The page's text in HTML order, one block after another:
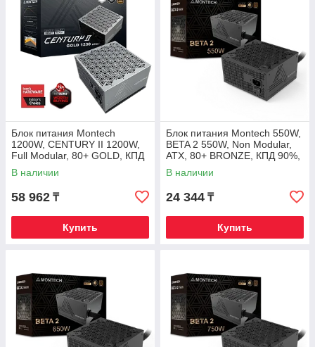
Блок питания Montech
1200W, CENTURY II 1200W,
Full Modular, 80+ GOLD, КПД
90%, Fan 135mm, Серебро
В наличии
58 962 ₸
Купить
Блок питания Montech 550W,
BETA 2 550W, Non Modular,
ATX, 80+ BRONZE, КПД 90%,
Fan 120mm, Черный
В наличии
24 344 ₸
Купить